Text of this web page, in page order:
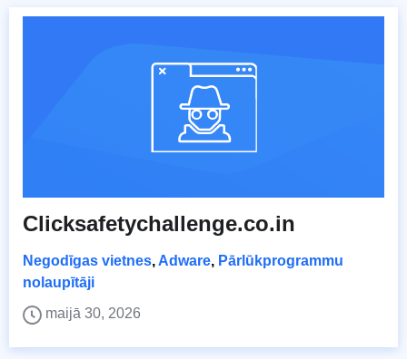
Clicksafetychallenge.co.in
Negodīgas vietnes, Adware, Pārlūkprogrammu
nolaupītāji
maijā 30, 2026